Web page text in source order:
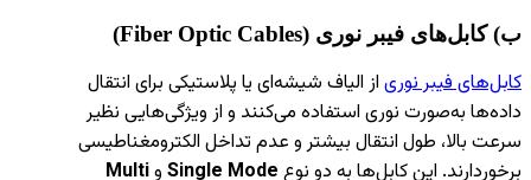
ب) کابل‌های فیبر نوری (Fiber Optic Cables)
کابل‌های فیبر نوری از الیاف شیشه‌ای یا پلاستیکی برای انتقال
داده‌ها به‌صورت نوری استفاده می‌کنند و از ویژگی‌هایی نظیر
سرعت بالا، طول انتقال بیشتر و عدم تداخل الکترومغناطیسی
برخوردارند. این کابل‌ها به دو نوع Single Mode وMulti